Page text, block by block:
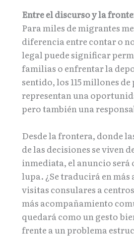
Entre el discurso y la
Para miles de migrantes
diferencia entre contar o
legal puede significar
familias o enfrentar la
sentido, los 115 millones de
representan una
pero también una
Desde la frontera, donde
de las decisiones se viven
inmediata, el anuncio será
lupa. ¿Se traducirá en más
visitas consulares a
más acompañamiento
quedará como un gesto
frente a un problema